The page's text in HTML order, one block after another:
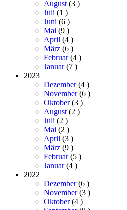
August(3 )
Juli (1 )
Juni (6 )
Mai (9 )
April (4 )
März (6 )
Februar(4 )
Januar(7 )
2023
Dezember(4 )
November(6 )
Oktober(3 )
August(2 )
Juli (2 )
Mai (2 )
April (3 )
März (9 )
Februar(5 )
Januar(4 )
2022
Dezember(6 )
November(3 )
Oktober(4 )